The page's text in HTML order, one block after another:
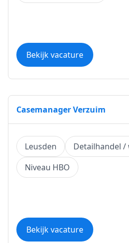
Bekijk vacature
Casemanager Verzuim
Leusden Detailhandel /
Niveau HBO
Bekijk vacature